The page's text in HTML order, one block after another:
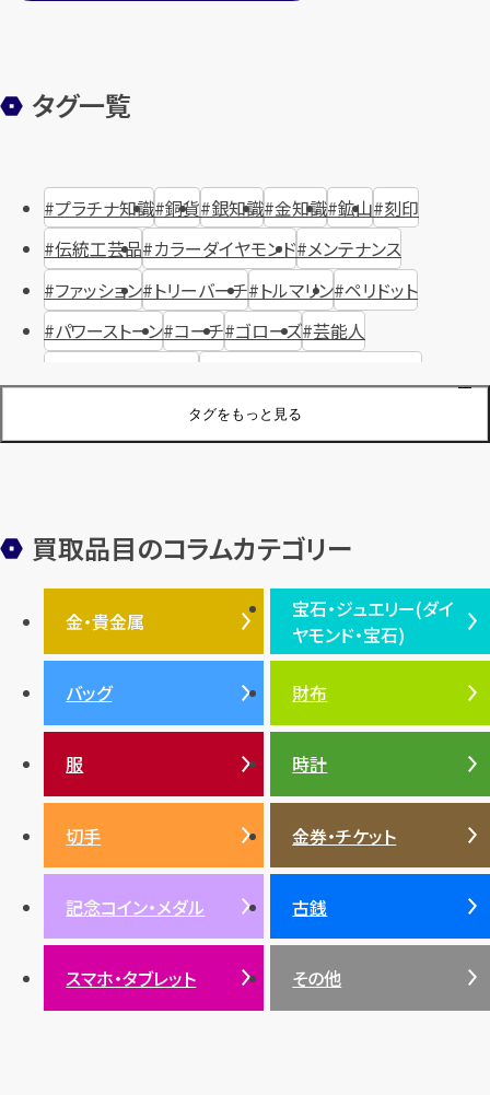
タグ一覧
タグをもっと見る
プラチナ知識 銅貨 銀知識 金知識 鉱山 刻印
伝統工芸品 カラーダイヤモンド メンテナンス
ファッション トリーバーチ トルマリン ペリドット
パワーストーン コーチ ゴローズ 芸能人
ジュエリーブランド オーデマピゲ
装飾品 オメガ シュプリーム ウブロ
エルメス ダイヤモンド ルイ・ヴィトン 豆知識 カルティエ
投資 金地金 金価格・相場 グッチ 買取 プラダ
ティファニー
金貨 ブルガリ
バッグ
アメジスト
バレンシアガ
ルビー 陶磁器・ガラス ブレゲ SDGs
買取品目のコラムカテゴリー
金・貴金属
金・貴金属TOP
プラチナ
銀・シルバー
宝石・ジュエリー(ダイ
ヤモンド・宝石)
宝石・ジュエリー(ダイヤモ
ンド・宝石)TOP
ダイヤモンド
エメラルド
ルビー
サファイア
パール
サンゴ
ヒスイ
バッグ 財布
服 時計
切手 金券・チケット
記念コイン・メダル 古銭
スマホ・タブレット その他